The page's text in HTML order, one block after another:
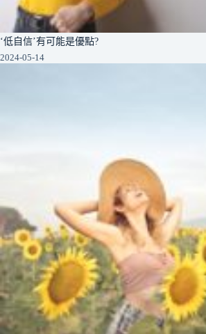
‘低自信’有可能是優點?
2024-05-14